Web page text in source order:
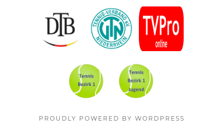
Content
PROUDLY POWERED BY WORDPRESS